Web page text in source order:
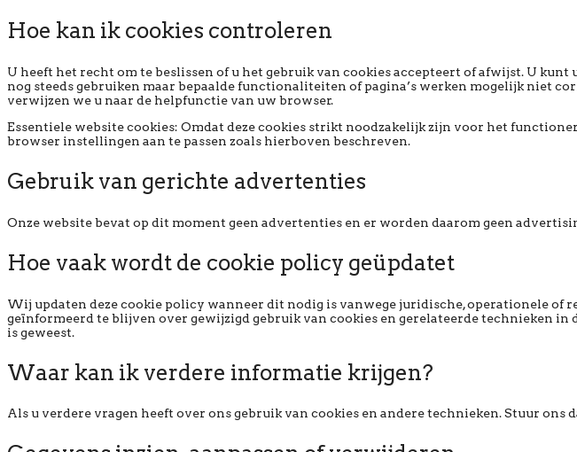
Hoe kan ik cookies controleren
U heeft het recht om te beslissen of u het gebruik van cookies accepteert of afwijst. U
nog steeds gebruiken maar bepaalde functionaliteiten of pagina’s werken mogelijk niet
verwijzen we u naar de helpfunctie van uw browser.
Essentiele website cookies: Omdat deze cookies strikt noodzakelijk zijn voor het
browser instellingen aan te passen zoals hierboven beschreven.
Gebruik van gerichte advertenties
Onze website bevat op dit moment geen advertenties en er worden daarom geen
Hoe vaak wordt de cookie policy geüpdatet
Wij updaten deze cookie policy wanneer dit nodig is vanwege juridische, operationele of
geïnformeerd te blijven over gewijzigd gebruik van cookies en gerelateerde technieken
is geweest.
Waar kan ik verdere informatie krijgen?
Als u verdere vragen heeft over ons gebruik van cookies en andere technieken. Stuur ons